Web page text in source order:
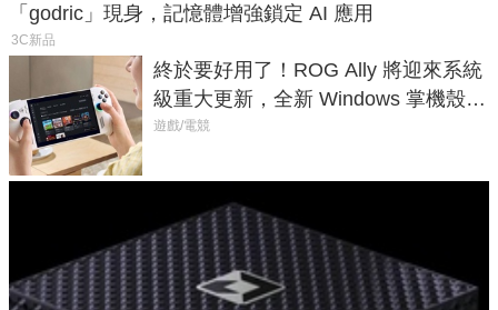
「godric」現身，記憶體增強鎖定 AI 應用
3C新品
終於要好用了！ROG Ally 將迎來系統
級重大更新，全新 Windows 掌機殼模
式讓操作就像 Xbox 一樣順暢
遊戲/電競